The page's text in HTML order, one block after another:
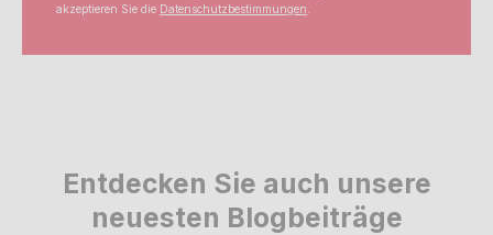
akzeptieren Sie die Datenschutzbestimmungen.
Entdecken Sie auch unsere
neuesten Blogbeiträge